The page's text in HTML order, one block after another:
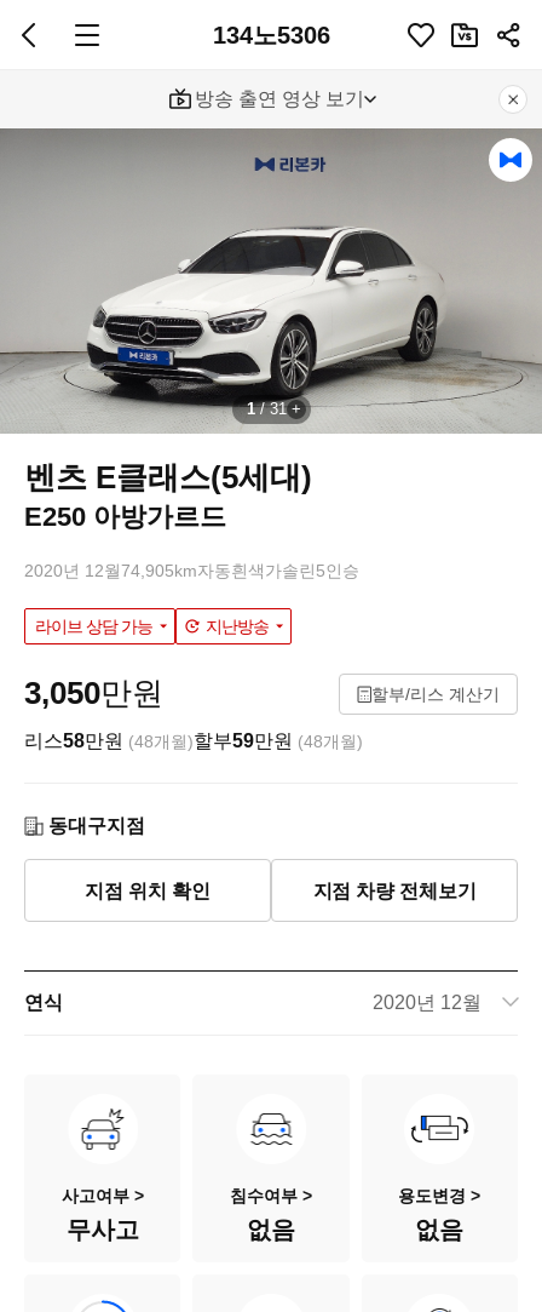
134노5306
방송 출연 영상 보기
1/31
벤츠 E클래스(5세대)
E250 아방가르드
2020년 12월74,905km자동흰색가솔린5인승
라이브 상담 가능 지난방송
3,050만원 할부/리스 계산기
리스58만원 (48개월)할부59만원 (48개월)
동대구지점
지점 위치 확인 지점 차량 전체보기
연식 2020년 12월
차량번호 134노5306
색상 흰색
사고여부 >
무사고
침수여부 >
없음
용도변경 >
없음